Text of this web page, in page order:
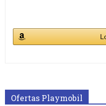
Ofertas Playmobil